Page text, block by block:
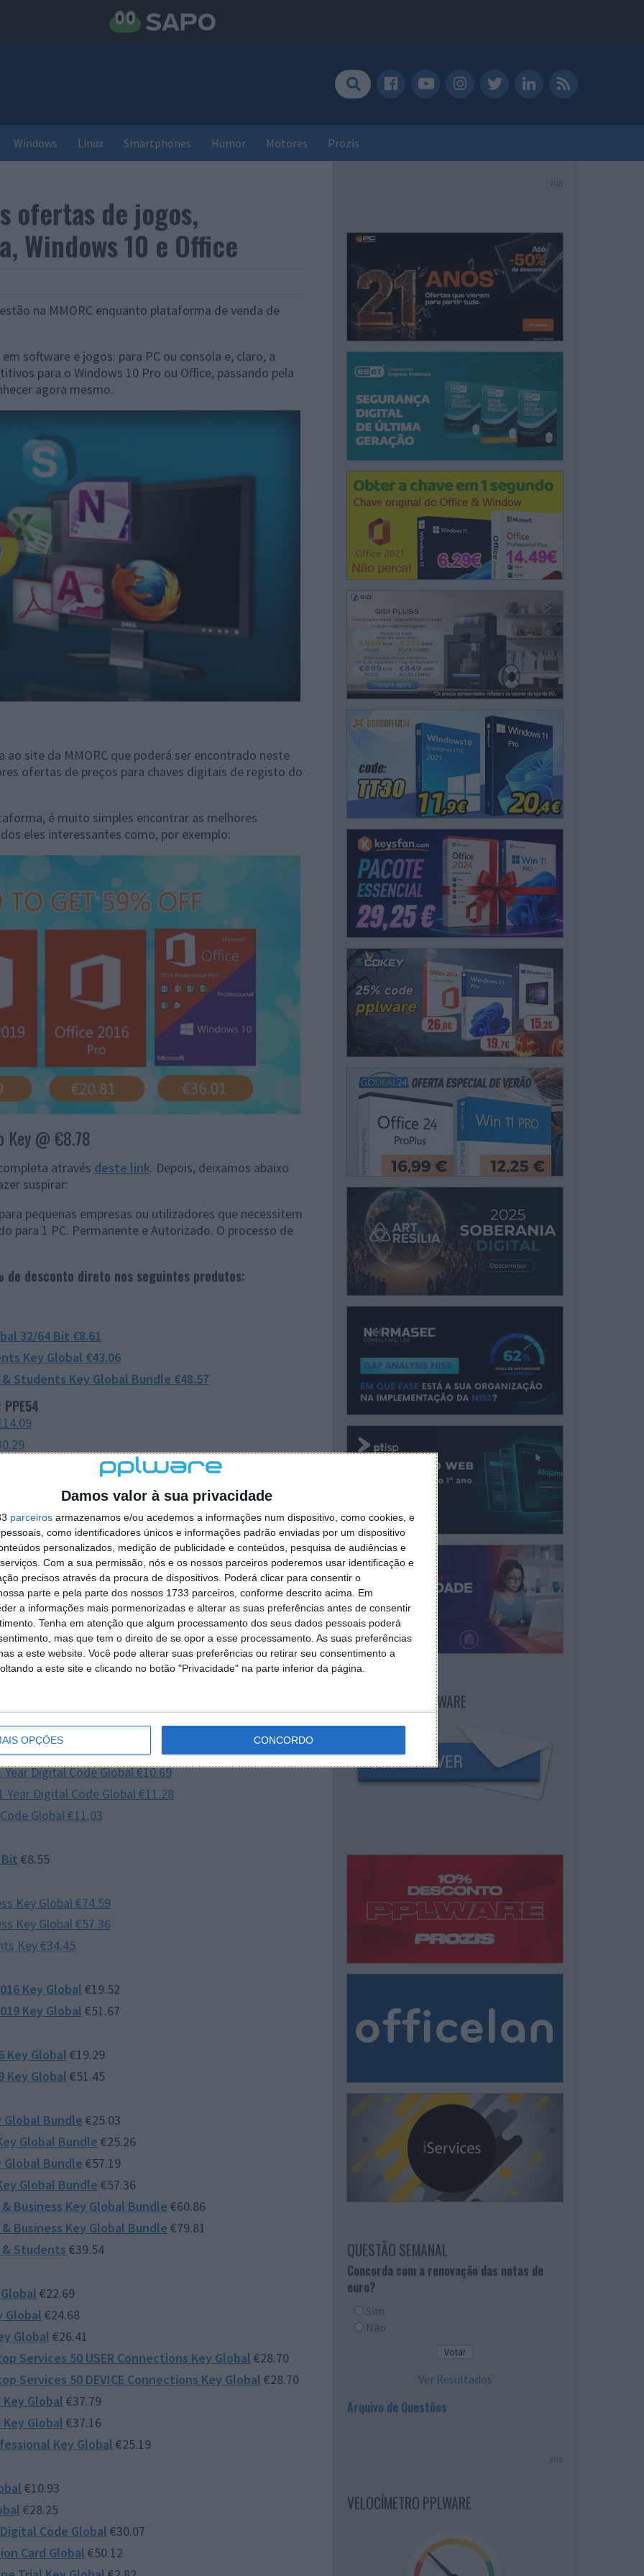
Damos valor à sua privacidade
parceiros armazenamos e/ou acedemos a informações num dispositivo, como cookies, e
como identificadores únicos e informações padrão enviadas por um dispositivo
personalizados, medição de publicidade e conteúdos, pesquisa de audiências e
Com a sua permissão, nós e os nossos parceiros poderemos usar identificação e
precisos através da procura de dispositivos. Poderá clicar para consentir o
parte e pela parte dos nossos 1733 parceiros, conforme descrito acima. Em
a informações mais pormenorizadas e alterar as suas preferências antes de consentir
Tenha em atenção que algum processamento dos seus dados pessoais poderá
mas que tem o direito de se opor a esse processamento. As suas preferências
a este website. Você pode alterar suas preferências ou retirar seu consentimento a
a este site e clicando no botão "Privacidade" na parte inferior da página.
OPÇÕES CONCORDO
Windows Linux Smartphones Humor Motores Prozis
ofertas de jogos,
Windows 10 e Office
na MMORC enquanto plataforma de venda de
software e jogos: para PC ou consola e, claro, a
para o Windows 10 Pro ou Office, passando pela
agora mesmo.
site da MMORC que poderá ser encontrado neste
ofertas de preços para chaves digitais de registo do
é muito simples encontrar as melhores
eles interessantes como, por exemplo:
Key @ €8.78
através deste link. Depois, deixamos abaixo
suspirar:
pequenas empresas ou utilizadores que necessitem
para 1 PC. Permanente e Autorizado. O processo de
de desconto direto nos seguintes produtos:
32/64 Bit €8.61
Key Global €43.06
Students Key Global Bundle €48.57
PPE54
Bundle €19.28
PAF59
€24.77
ser utilizado para:
5 Years Key Global €9.01
3 Years Digital Code Global €18.37
3 Year Digital Code Global €29.45
1 Year Digital Code Global €12.05
1 Year Digital Code Global €16.65
1 Year Digital Code Global €11.48
Digital Code Global €10.69
Year Digital Code Global €11.28
Global €11.03
Bit €8.55
Key Global €74.59
Key Global €57.36
Key €34.45
Key Global €19.52
Key Global €51.67
Key Global €19.29
Key Global €51.45
Global Bundle €25.03
Global Bundle €25.26
Global Bundle €57.19
Global Bundle €57.36
Business Key Global Bundle €60.86
Business Key Global Bundle €79.81
& Students €39.54
€22.69
Global €24.68
Global €26.41
Services 50 USER Connections Key Global €28.70
Services 50 DEVICE Connections Key Global €28.70
Global €37.79
Global €37.16
Key Global €25.19
€10.93
€28.25
Code Global €30.07
Card Global €50.12
PUB
NEWSLETTER PPLWARE
QUESTÃO SEMANAL
Concorda com a renovação das notas de
euro?
Sim
Não
Ver Resultados
Arquivo de Questões
PUB
VELOCÍMETRO PPLWARE